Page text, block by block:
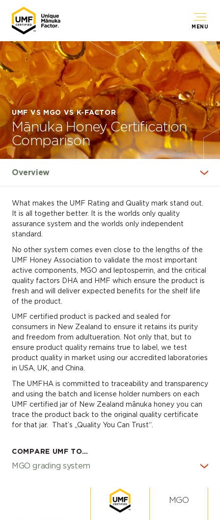
MENU
UMF VS MGO VS K-FACTOR
Mānuka Honey Certification
Comparison
What makes the UMF Rating and Quality mark stand out.
It is all together better. It is the worlds only quality
assurance system and the worlds only independent
standard.
No other system comes even close to the lengths of the
UMF Honey Association to validate the most important
active components, MGO and leptosperrin, and the critical
quality factors DHA and HMF which ensure the product is
fresh and will deliver expected benefits for the shelf life
of the product.
UMF certified product is packed and sealed for
consumers in New Zealand to ensure it retains its purity
and freedom from adultueration. Not only that, but to
ensure product quality remains true to label, we test
product quality in market using our accredited laboratories
in USA, UK, and China.
The UMFHA is committed to traceability and transparency
and using the batch and license holder numbers on each
UMF certified jar of New Zealand mānuka honey you can
trace the product back to the original quality certificate
for that jar.
That’s „Quality You Can Trust“.
COMPARE UMF TO…
MGO